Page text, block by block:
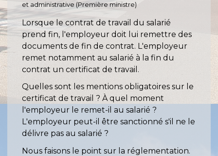
et administrative (Première ministre)
Lorsque le contrat de travail du salarié
prend fin, l'employeur doit lui remettre des
documents de fin de contrat. L'employeur
remet notamment au salarié à la fin du
contrat un certificat de travail.
Quelles sont les mentions obligatoires sur le
certificat de travail ? À quel moment
l'employeur le remet-il au salarié ?
L'employeur peut-il être sanctionné s'il ne le
délivre pas au salarié ?
Nous faisons le point sur la réglementation.